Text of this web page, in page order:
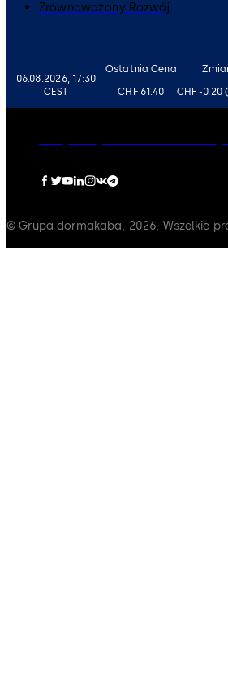
06.08.2026, 17:30
CEST
Ostatnia Cena
CHF 61.40
CHF -0.20
Zrównoważony Rozwój
© Grupa dormakaba, 2026, Wszelkie